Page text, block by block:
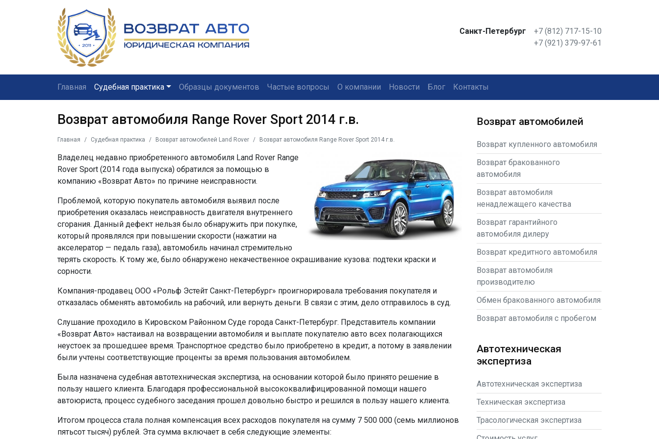
Санкт-Петербург
+7 (812) 717-15-10
+7 (921) 379-97-61
Главная Судебная практика Образцы документов Частые вопросы О компании Новости Блог Контакты
Возврат автомобиля Range Rover Sport 2014 г.в.
Главная Судебная практика Возврат автомобилей Land Rover Возврат автомобиля Range Rover Sport 2014 г.в.
Владелец недавно приобретенного автомобиля Land Rover Range
Rover Sport (2014 года выпуска) обратился за помощью в
компанию «Возврат Авто» по причине неисправности.
Проблемой, которую покупатель автомобиля выявил после
приобретения оказалась неисправность двигателя внутреннего
сгорания. Данный дефект нельзя было обнаружить при покупке,
который проявлялся при повышении скорости (нажатии на
акселератор — педаль газа), автомобиль начинал стремительно
терять скорость. К тому же, было обнаружено некачественное окрашивание кузова: подтеки краски и
сорности.
Компания-продавец ООО «Рольф Эстейт Санкт-Петербург» проигнорировала требования покупателя и
отказалась обменять автомобиль на рабочий, или вернуть деньги. В связи с этим, дело отправилось в суд.
Слушание проходило в Кировском Районном Суде города Санкт-Петербург. Представитель компании
«Возврат Авто» настаивал на возвращении автомобиля и выплате покупателю авто всех полагающихся
неустоек за прошедшее время. Транспортное средство было приобретено в кредит, а потому в заявлении
были учтены соответствующие проценты за время пользования автомобилем.
Была назначена судебная автотехническая экспертиза, на основании которой было принято решение в
пользу нашего клиента. Благодаря профессиональной высококвалифицированной помощи нашего
автоюриста, процесс судебного заседания прошел довольно быстро и решился в пользу нашего клиента.
Итогом процесса стала полная компенсация всех расходов покупателя на сумму 7 500 000 (семь миллионов
пятьсот тысяч) рублей. Эта сумма включает в себя следующие элементы:
Возврат автомобилей
Возврат купленного автомобиля
Возврат бракованного
автомобиля
Возврат автомобиля
ненадлежащего качества
Возврат гарантийного
автомобиля дилеру
Возврат кредитного автомобиля
Возврат автомобиля
производителю
Обмен бракованного автомобиля
Возврат автомобиля с пробегом
Автотехническая
экспертиза
Автотехническая экспертиза
Техническая экспертиза
Трасологическая экспертиза